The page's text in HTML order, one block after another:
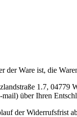
Ware ist, die
1.7,
über Ihren
der Widerrufsfrist